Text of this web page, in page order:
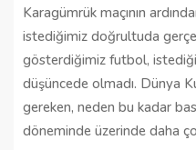
Karagümrük maçının
istediğimiz doğrultuda
gösterdiğimiz futbol,
düşüncede olmadı. Dünya
gereken, neden bu kadar
döneminde üzerinde daha